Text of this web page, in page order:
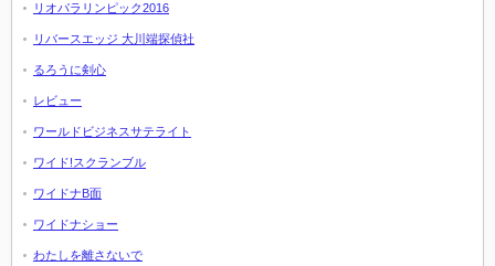
リオパラリンピック2016
リバースエッジ 大川端探偵社
るろうに剣心
レビュー
ワールドビジネスサテライト
ワイド!スクランブル
ワイドナB面
ワイドナショー
わたしを離さないで